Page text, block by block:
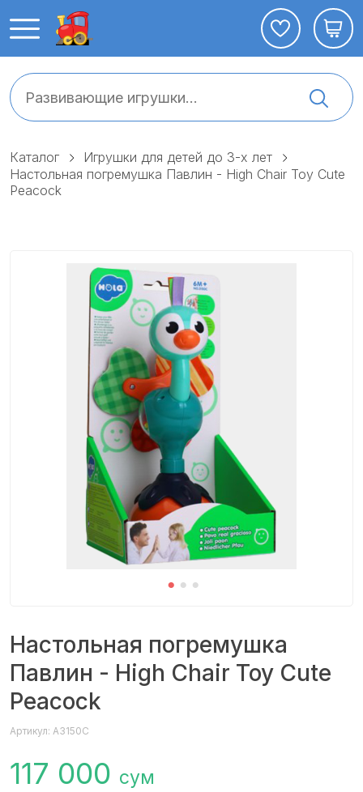
Каталог
Игрушки для детей до 3-х лет
Настольная погремушка Павлин - High Chair Toy Cute
Peacock
Настольная погремушка
Павлин - High Chair Toy Cute
Peacock
Артикул: A3150C
117 000 сум